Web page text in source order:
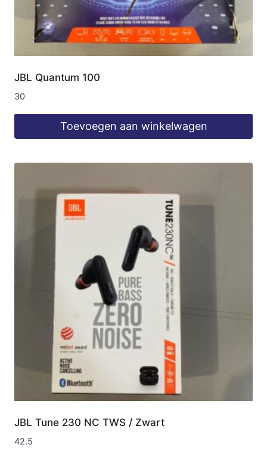
JBL Quantum 100
30
Toevoegen aan winkelwagen
JBL Tune 230 NC TWS / Zwart
42.5